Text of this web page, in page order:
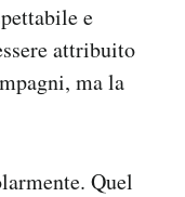
e
attribuito
ma la
Quel